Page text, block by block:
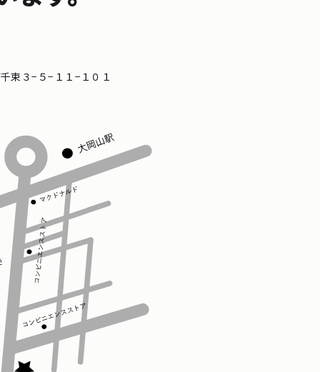
束３−５−１１−１０１